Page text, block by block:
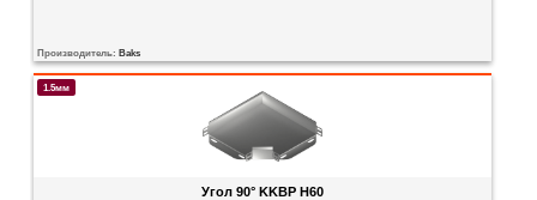
Производитель: Baks
1.5мм
Угол 90° KKBP H60